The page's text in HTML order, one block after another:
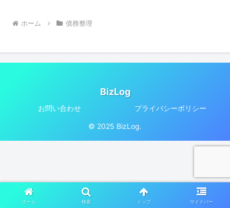
ホーム 債務整理
BizLog
お問い合わせ プライバシーポリシー
© 2025 BizLog.
ホーム 検索 トップ サイドバー